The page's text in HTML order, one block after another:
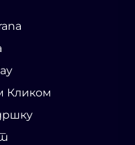
Кликом